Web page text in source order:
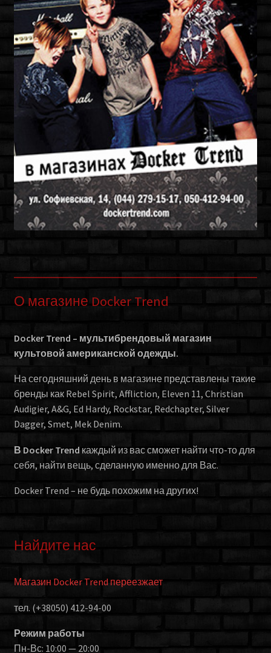
О магазине Docker Trend
Docker Trend – мультибрендовый магазин
культовой американской одежды.
На сегодняшний день в магазине представлены такие
бренды как Rebel Spirit, Affliction, Eleven 11, Christian
Audigier, A&G, Ed Hardy, Rockstar, Redchapter, Silver
Dagger, Smet, Mek Denim.
В Docker Trend каждый из вас сможет найти что-то для
себя, найти вещь, сделанную именно для Вас.
Docker Trend – не будь похожим на других!
Найдите нас
Магазин Docker Trend переезжает
тел. (+38050) 412-94-00
Режим работы
Пн-Вс: 10:00 — 20:00